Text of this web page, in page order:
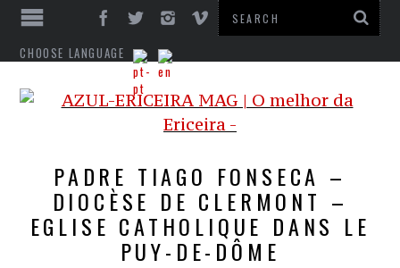
CHOOSE LANGUAGE
PADRE TIAGO FONSECA –
DIOCÈSE DE CLERMONT –
EGLISE CATHOLIQUE DANS LE
PUY-DE-DÔME